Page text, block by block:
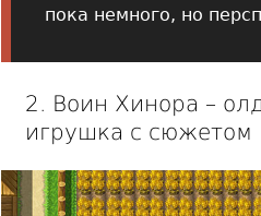
пока немного, но
2. Воин Хинора –
игрушка с сюжетом